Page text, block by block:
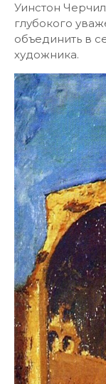
Уинстон
глубокого
объединить в
художника.